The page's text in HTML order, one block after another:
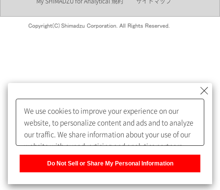
めします。
My SHIMADZU for Analyticalへ登録いただくと、技術情報や
取扱説明書・Webinarなどの閲覧ができます。
うになります。
We use cookies to improve your experience on our
website, to personalize content and ads and to analyze
our traffic. We share information about your use of our
website with our advertising and analytics partners,
Do Not Sell or Share My Personal Information